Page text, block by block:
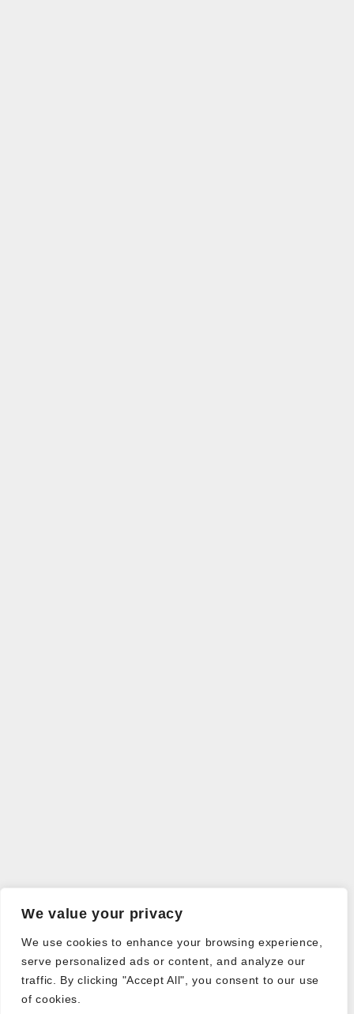
We value your privacy
We use cookies to enhance your browsing experience,
serve personalized ads or content, and analyze our
traffic. By clicking "Accept All", you consent to our use
of cookies.